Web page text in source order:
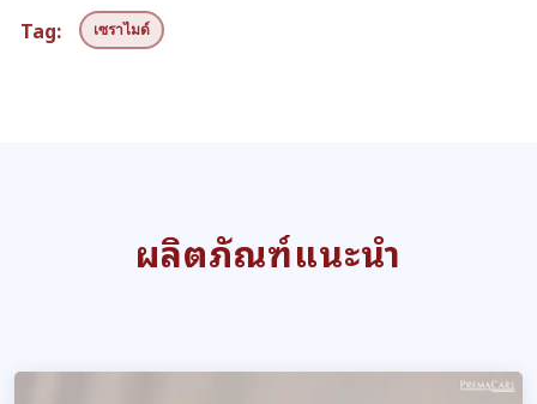
Tag: เซราไมด์
ผลิตภัณฑ์แนะนำ